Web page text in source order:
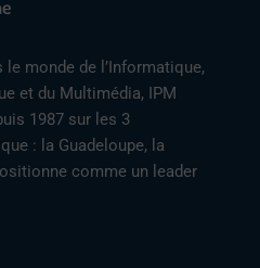
monde de l’Informatique,
et du Multimédia, IPM
1987 sur les 3
: la Guadeloupe, la
comme un leader